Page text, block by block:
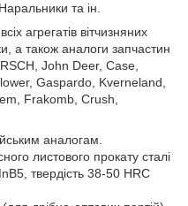
та ін.
агрегатів вітчизняних
а також аналоги запчастин
John Deer, Case,
Gaspardo, Kverneland,
Frakomb, Crush,
аналогам.
листового прокату сталі
твердість 38-50 HRC